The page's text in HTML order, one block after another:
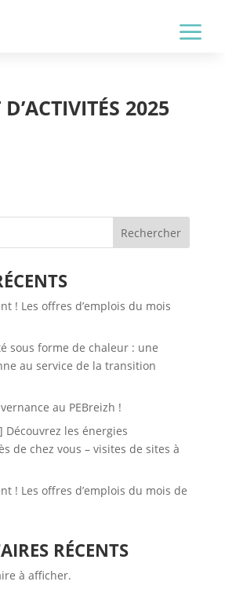
a
2025
Rechercher
! Les offres d’emplois du mois
sous forme de chaleur : une
au service de la transition
au PEBreizh !
Découvrez les énergies
de chez vous – visites de sites à
! Les offres d’emplois du mois de
RÉCENTS
à afficher.